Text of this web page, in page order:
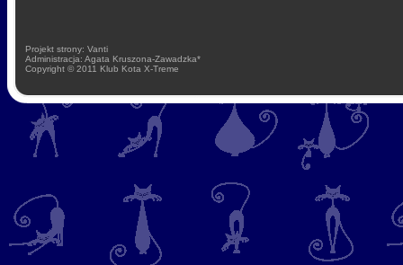
Projekt strony: Vanti
Administracja: Agata Kruszona-Zawadzka*
Copyright © 2011 Klub Kota X-Treme